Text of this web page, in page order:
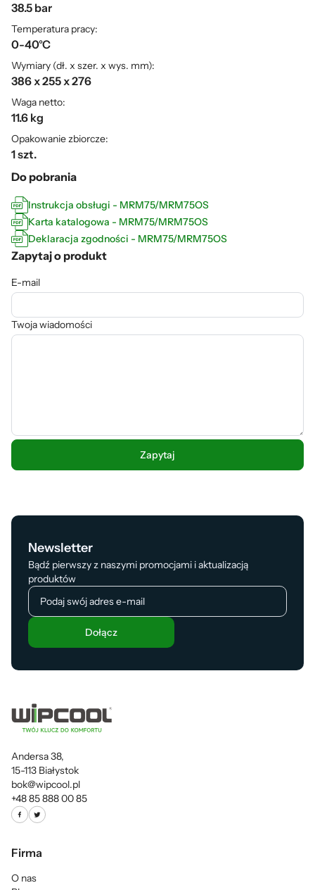
38.5 bar
Temperatura pracy:
0-40°C
Wymiary (dł. x szer. x wys. mm):
386 x 255 x 276
Waga netto:
11.6 kg
Opakowanie zbiorcze:
1 szt.
Do pobrania
Instrukcja obsługi - MRM75/MRM75OS
Karta katalogowa - MRM75/MRM75OS
Deklaracja zgodności - MRM75/MRM75OS
Zapytaj o produkt
E-mail
Twoja wiadomości
Newsletter
Bądź pierwszy z naszymi promocjami i aktualizacją
produktów
Dołącz
Andersa 38,
15-113 Białystok
bok@wipcool.pl
+48 85 888 00 85
Firma
O nas